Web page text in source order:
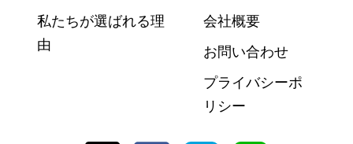
私たちが選ばれる理
由
会社概要
お問い合わせ
プライバシーポ
リシー